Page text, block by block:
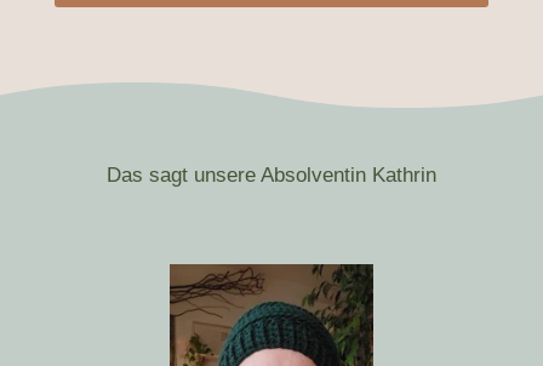
Das sagt unsere Absolventin Kathrin